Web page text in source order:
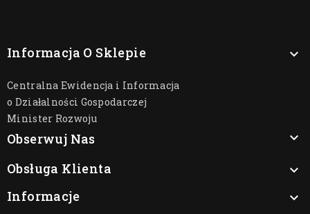
Informacja O Sklepie 
Centralna Ewidencja i Informacja
o Działalności Gospodarczej
Minister Rozwoju
Obserwuj Nas

Obsługa Klienta

Informacje
